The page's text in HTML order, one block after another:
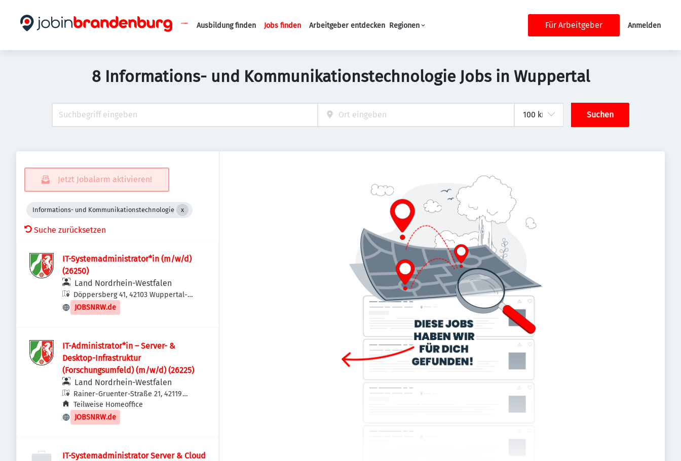
Haupt-Navigation
Ausbildung finden Jobs finden Arbeitgeber entdecken Regionen Für Arbeitgeber Anmelden
8 Informations- und Kommunikationstechnologie Jobs in Wuppertal
Suchen
Jetzt Jobalarm aktivieren!
Informations- und Kommunikationstechnologie
Suche zurücksetzen
IT-Systemadministrator*in (m/w/d)
(26250)
Land Nordrhein-Westfalen
Döppersberg 41, 42103 Wuppertal-
Elberfeld, Deutschland
JOBSNRW.de
IT-Administrator*in – Server- &
Desktop-Infrastruktur
(Forschungsumfeld) (m/w/d) (26225)
Land Nordrhein-Westfalen
Rainer-Gruenter-Straße 21, 42119
Wuppertal, Deutschland
Teilweise Homeoffice
JOBSNRW.de
IT-Systemadministrator Server & Cloud